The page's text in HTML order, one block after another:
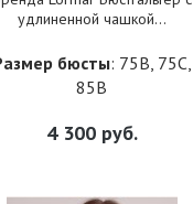
удлиненной чашкой...
бюсты: 75B, 75C,
85B
4 300руб.